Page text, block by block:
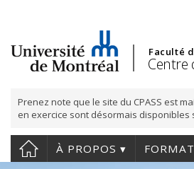
Faculté
Centre
Prenez note que le site du CPASS est
en exercice sont désormais disponibles
À PROPOS